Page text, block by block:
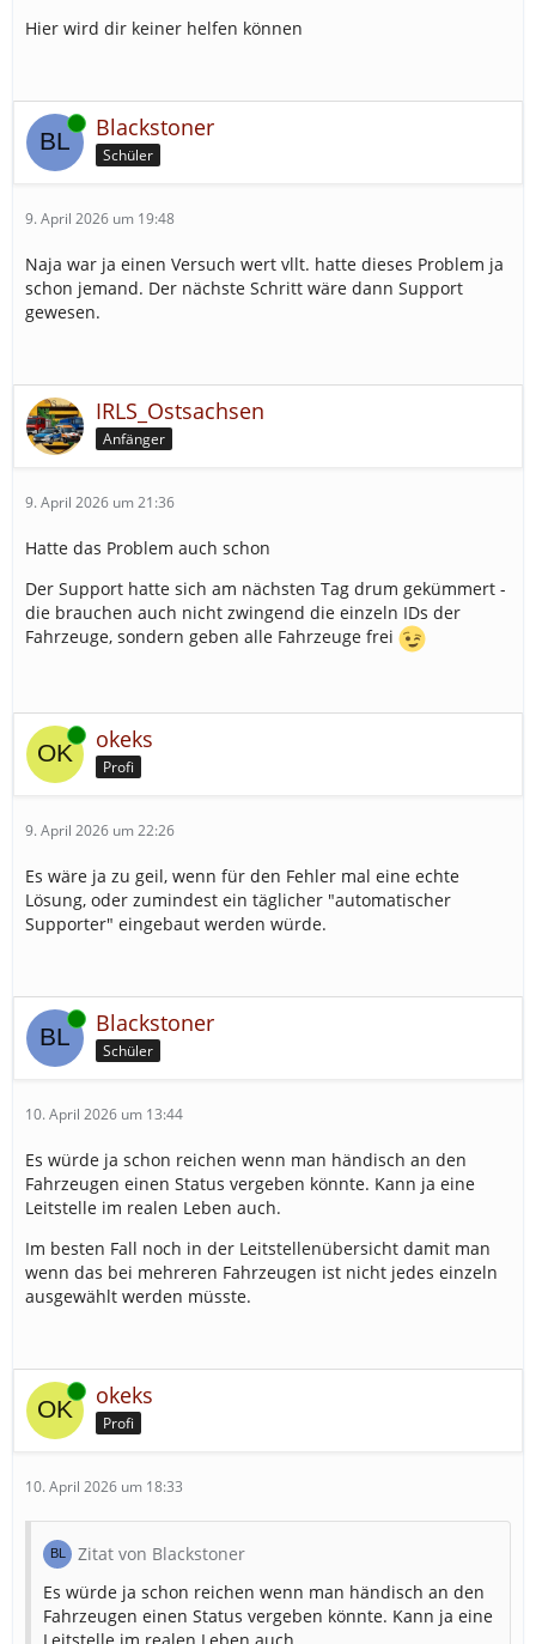
Hier wird dir keiner helfen können
Online Blackstoner
Schüler
9. April 2026 um 19:48
Naja war ja einen Versuch wert vllt. hatte dieses Problem ja
schon jemand. Der nächste Schritt wäre dann Support
gewesen.
IRLS_Ostsachsen
Anfänger
9. April 2026 um 21:36
Hatte das Problem auch schon
Der Support hatte sich am nächsten Tag drum gekümmert -
die brauchen auch nicht zwingend die einzeln IDs der
Fahrzeuge, sondern geben alle Fahrzeuge frei
Online okeks
Profi
9. April 2026 um 22:26
Es wäre ja zu geil, wenn für den Fehler mal eine echte
Lösung, oder zumindest ein täglicher "automatischer
Supporter" eingebaut werden würde.
Online Blackstoner
Schüler
10. April 2026 um 13:44
Es würde ja schon reichen wenn man händisch an den
Fahrzeugen einen Status vergeben könnte. Kann ja eine
Leitstelle im realen Leben auch.
Im besten Fall noch in der Leitstellenübersicht damit man
wenn das bei mehreren Fahrzeugen ist nicht jedes einzeln
ausgewählt werden müsste.
Online okeks
Profi
10. April 2026 um 18:33
Zitat von Blackstoner
Es würde ja schon reichen wenn man händisch an den
Fahrzeugen einen Status vergeben könnte. Kann ja eine